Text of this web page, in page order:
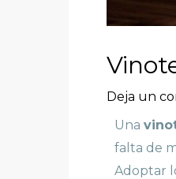
Deja un
Una
falta de
Adoptar